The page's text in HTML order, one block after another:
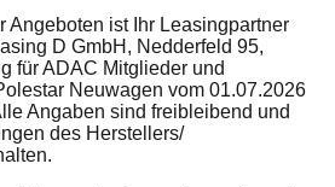
Angeboten ist Ihr Leasingpartner
D GmbH, Nedderfeld 95,
für ADAC Mitglieder und
Neuwagen vom 01.07.2026
Angaben sind freibleibend und
des Herstellers/